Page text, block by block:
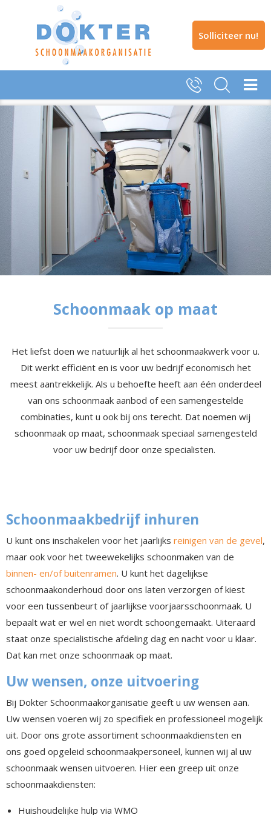
Solliciteer nu!
Schoonmaak op maat
Het liefst doen we natuurlijk al het schoonmaakwerk voor u.
Dit werkt efficiënt en is voor uw bedrijf economisch het
meest aantrekkelijk. Als u behoefte heeft aan één onderdeel
van ons schoonmaak aanbod of een samengestelde
combinaties, kunt u ook bij ons terecht. Dat noemen wij
schoonmaak op maat, schoonmaak speciaal samengesteld
voor uw bedrijf door onze specialisten.
Schoonmaakbedrijf inhuren
U kunt ons inschakelen voor het jaarlijks reinigen van de gevel,
maar ook voor het tweewekelijks schoonmaken van de
binnen- en/of buitenramen. U kunt het dagelijkse
schoonmaakonderhoud door ons laten verzorgen of kiest
voor een tussenbeurt of jaarlijkse voorjaarsschoonmaak. U
bepaalt wat er wel en niet wordt schoongemaakt. Uiteraard
staat onze specialistische afdeling dag en nacht voor u klaar.
Dat kan met onze schoonmaak op maat.
Uw wensen, onze uitvoering
Bij Dokter Schoonmaakorganisatie geeft u uw wensen aan.
Uw wensen voeren wij zo specifiek en professioneel mogelijk
uit. Door ons grote assortiment schoonmaakdiensten en
ons goed opgeleid schoonmaakpersoneel, kunnen wij al uw
schoonmaak wensen uitvoeren. Hier een greep uit onze
schoonmaakdiensten:
Huishoudelijke hulp via WMO